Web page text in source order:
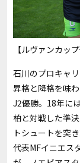
【ルヴァンカッ
石川のプロキャ
昇格と降格を味
J2優勝。18年に
柏と対戦した準
トシュートを突
代表MFイニエス